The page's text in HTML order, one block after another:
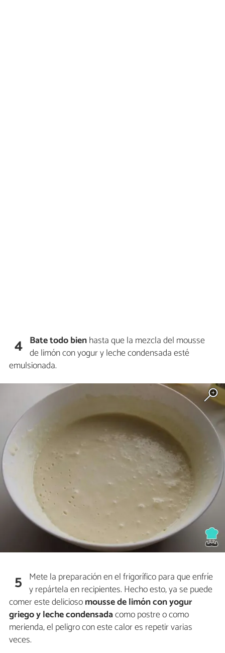
4 Bate todo bienhasta que la mezcla del mousse
de limón con yogur y leche condensada esté
emulsionada.
5 Mete la preparación en el frigorífico para que enfríe
y repártela en recipientes. Hecho esto, ya se puede
comer este deliciosomousse de limón con yogur
griego y leche condensadacomo postre o como
merienda, el peligro con este calor es repetir varias
veces.